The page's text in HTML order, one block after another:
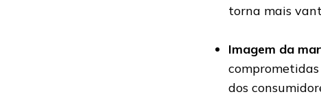
torna mais
Imagem da
dos